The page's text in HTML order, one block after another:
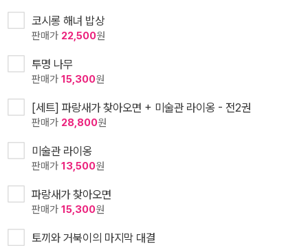
코시롱 해녀 밥상
판매가 22,500원
투명 나무
판매가 15,300원
[세트] 파랑새가 찾아오면 + 미술관 라이옹 - 전2권
판매가 28,800원
미술관 라이옹
판매가 13,500원
파랑새가 찾아오면
판매가 15,300원
토끼와 거북이의 마지막 대결